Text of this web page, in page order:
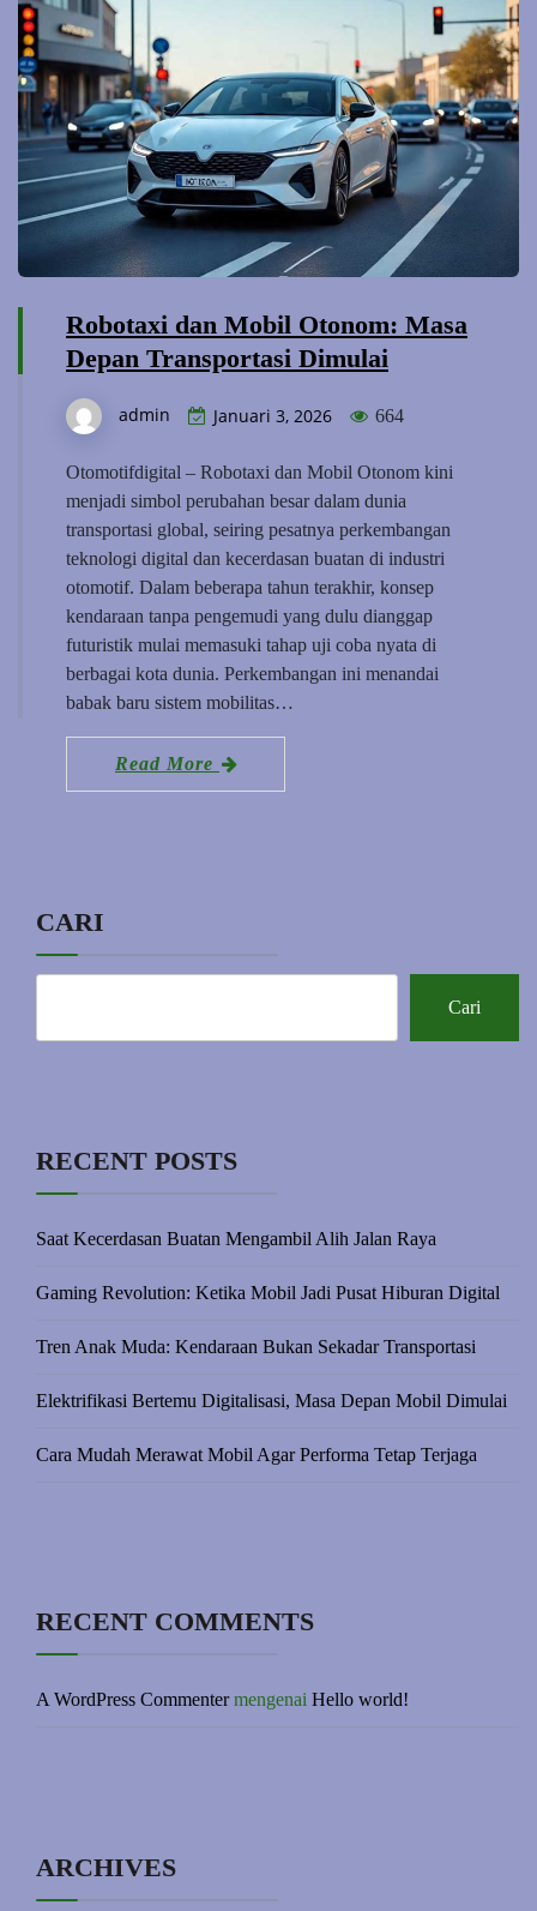
Robotaxi dan Mobil Otonom: Masa
Depan Transportasi Dimulai
admin Januari 3, 2026 664
Otomotifdigital – Robotaxi dan Mobil Otonom kini
menjadi simbol perubahan besar dalam dunia
transportasi global, seiring pesatnya perkembangan
teknologi digital dan kecerdasan buatan di industri
otomotif. Dalam beberapa tahun terakhir, konsep
kendaraan tanpa pengemudi yang dulu dianggap
futuristik mulai memasuki tahap uji coba nyata di
berbagai kota dunia. Perkembangan ini menandai
babak baru sistem mobilitas…
Read More
CARI
Cari
RECENT POSTS
Saat Kecerdasan Buatan Mengambil Alih Jalan Raya
Gaming Revolution: Ketika Mobil Jadi Pusat Hiburan Digital
Tren Anak Muda: Kendaraan Bukan Sekadar Transportasi
Elektrifikasi Bertemu Digitalisasi, Masa Depan Mobil Dimulai
Cara Mudah Merawat Mobil Agar Performa Tetap Terjaga
RECENT COMMENTS
A WordPress Commentermengenai Hello world!
ARCHIVES